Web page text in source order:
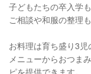
子どもたちの卒入学
ご相談や和服の整理
お料理は育ち盛り3
メニューからおつま
ピを提供できます。